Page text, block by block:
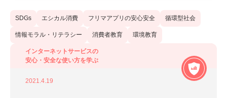
SDGs エシカル消費 フリマアプリの安心安全 循環型社会
情報モラル・リテラシー 消費者教育 環境教育
インターネットサービスの
安心・安全な使い方を学ぶ
2021.4.19